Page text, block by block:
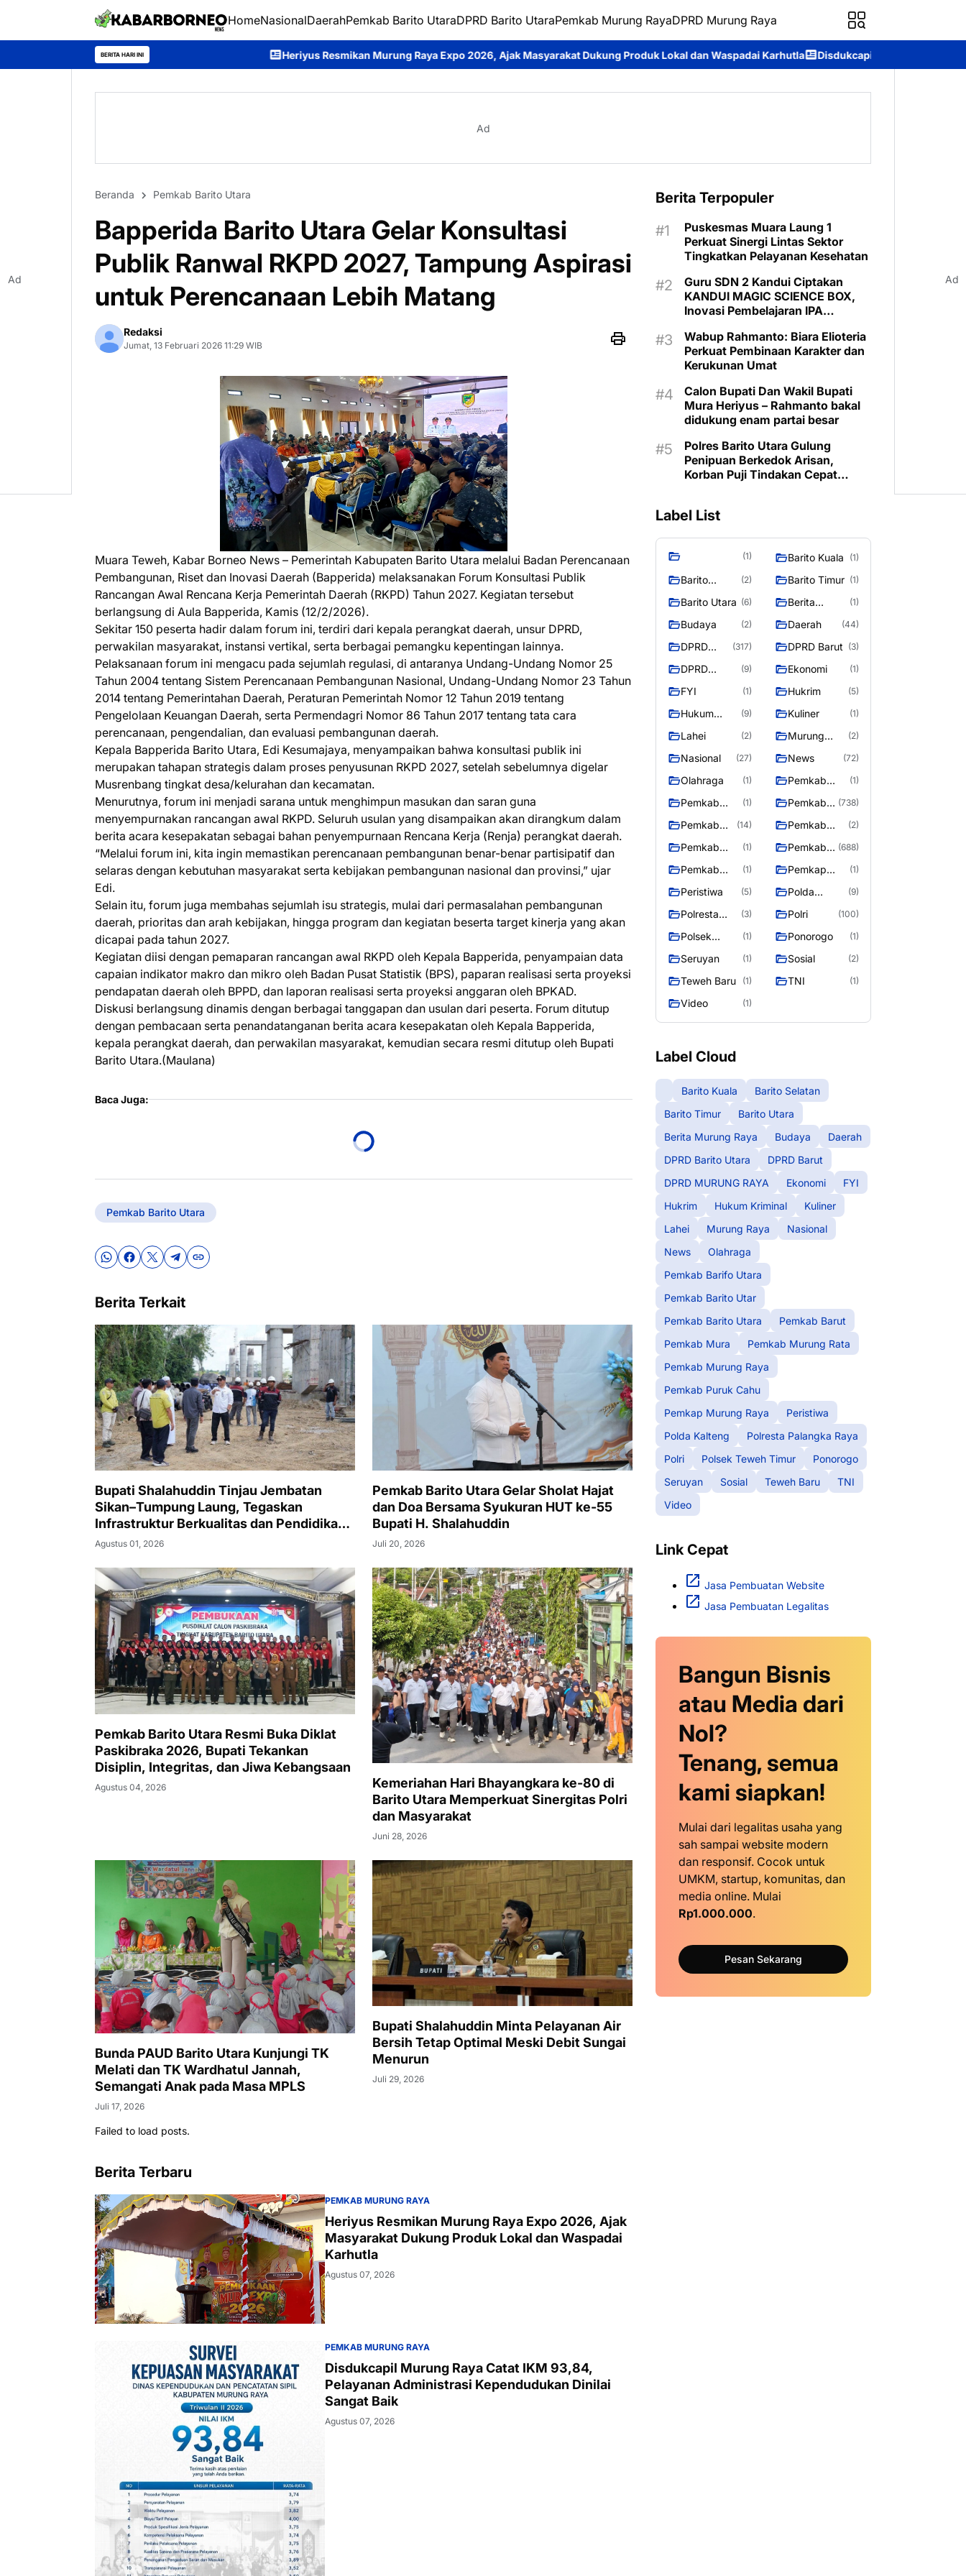
HomeNasionalDaerahPemkab Barito UtaraDPRD Barito UtaraPemkab Murung RayaDPRD Murung Raya
BERITA HARI INI Heriyus Resmikan Murung Raya Expo 2026, Ajak Masyarakat Dukung Produk Lokal dan Waspadai Karhutla Disdukcapil Murung Raya Catat IKM 93,84, Pelayanan
Ad
Beranda Pemkab Barito Utara
Bapperida Barito Utara Gelar Konsultasi
Publik Ranwal RKPD 2027, Tampung Aspirasi
untuk Perencanaan Lebih Matang
Redaksi
Jumat, 13 Februari 2026 11:29 WIB
Muara Teweh, Kabar Borneo News – Pemerintah Kabupaten Barito Utara melalui Badan Perencanaan
Pembangunan, Riset dan Inovasi Daerah (Bapperida) melaksanakan Forum Konsultasi Publik
Rancangan Awal Rencana Kerja Pemerintah Daerah (RKPD) Tahun 2027. Kegiatan tersebut
berlangsung di Aula Bapperida, Kamis (12/2/2026).
Sekitar 150 peserta hadir dalam forum ini, terdiri dari kepala perangkat daerah, unsur DPRD,
perwakilan masyarakat, instansi vertikal, serta berbagai pemangku kepentingan lainnya.
Pelaksanaan forum ini mengacu pada sejumlah regulasi, di antaranya Undang-Undang Nomor 25
Tahun 2004 tentang Sistem Perencanaan Pembangunan Nasional, Undang-Undang Nomor 23 Tahun
2014 tentang Pemerintahan Daerah, Peraturan Pemerintah Nomor 12 Tahun 2019 tentang
Pengelolaan Keuangan Daerah, serta Permendagri Nomor 86 Tahun 2017 tentang tata cara
perencanaan, pengendalian, dan evaluasi pembangunan daerah.
Kepala Bapperida Barito Utara, Edi Kesumajaya, menyampaikan bahwa konsultasi publik ini
merupakan tahapan strategis dalam proses penyusunan RKPD 2027, setelah sebelumnya digelar
Musrenbang tingkat desa/kelurahan dan kecamatan.
Menurutnya, forum ini menjadi sarana untuk menghimpun masukan dan saran guna
menyempurnakan rancangan awal RKPD. Seluruh usulan yang disampaikan akan dirangkum dalam
berita acara kesepakatan sebagai bahan penyempurnaan Rencana Kerja (Renja) perangkat daerah.
“Melalui forum ini, kita ingin memastikan perencanaan pembangunan benar-benar partisipatif dan
selaras dengan kebutuhan masyarakat serta kebijakan pembangunan nasional dan provinsi,” ujar
Edi.
Selain itu, forum juga membahas sejumlah isu strategis, mulai dari permasalahan pembangunan
daerah, prioritas dan arah kebijakan, hingga program dan kegiatan beserta target kinerja yang akan
dicapai pada tahun 2027.
Kegiatan diisi dengan pemaparan rancangan awal RKPD oleh Kepala Bapperida, penyampaian data
capaian indikator makro dan mikro oleh Badan Pusat Statistik (BPS), paparan realisasi serta proyeksi
pendapatan daerah oleh BPPD, dan laporan realisasi serta proyeksi anggaran oleh BPKAD.
Diskusi berlangsung dinamis dengan berbagai tanggapan dan usulan dari peserta. Forum ditutup
dengan pembacaan serta penandatanganan berita acara kesepakatan oleh Kepala Bapperida,
kepala perangkat daerah, dan perwakilan masyarakat, kemudian secara resmi ditutup oleh Bupati
Barito Utara.(Maulana)
Baca Juga:
Pemkab Barito Utara
Berita Terkait
Bupati Shalahuddin Tinjau Jembatan
Sikan–Tumpung Laung, Tegaskan
Infrastruktur Berkualitas dan Pendidikan
Merata
Agustus 01, 2026
Pemkab Barito Utara Gelar Sholat Hajat
dan Doa Bersama Syukuran HUT ke-55
Bupati H. Shalahuddin
Juli 20, 2026
Pemkab Barito Utara Resmi Buka Diklat
Paskibraka 2026, Bupati Tekankan
Disiplin, Integritas, dan Jiwa Kebangsaan
Agustus 04, 2026
Kemeriahan Hari Bhayangkara ke-80 di
Barito Utara Memperkuat Sinergitas Polri
dan Masyarakat
Juni 28, 2026
Bunda PAUD Barito Utara Kunjungi TK
Melati dan TK Wardhatul Jannah,
Semangati Anak pada Masa MPLS
Juli 17, 2026
Bupati Shalahuddin Minta Pelayanan Air
Bersih Tetap Optimal Meski Debit Sungai
Menurun
Juli 29, 2026
Failed to load posts.
Berita Terbaru
PEMKAB MURUNG RAYA
Heriyus Resmikan Murung Raya Expo 2026, Ajak
Masyarakat Dukung Produk Lokal dan Waspadai
Karhutla
Agustus 07, 2026
PEMKAB MURUNG RAYA
Disdukcapil Murung Raya Catat IKM 93,84,
Pelayanan Administrasi Kependudukan Dinilai
Sangat Baik
Agustus 07, 2026
Berita Terpopuler
Puskesmas Muara Laung 1
Perkuat Sinergi Lintas Sektor
Tingkatkan Pelayanan Kesehatan
Guru SDN 2 Kandui Ciptakan
KANDUI MAGIC SCIENCE BOX,
Inovasi Pembelajaran IPA
Wabup Rahmanto: Biara Elioteria
Perkuat Pembinaan Karakter dan
Kerukunan Umat
Calon Bupati Dan Wakil Bupati
Mura Heriyus – Rahmanto bakal
didukung enam partai besar
Polres Barito Utara Gulung
Penipuan Berkedok Arisan,
Korban Puji Tindakan Cepat
Label List
(1) Barito Kuala (1)
Barito
(2) Barito Timur (1)
Barito Utara (6)
Berita
Raya
(1)
Budaya (2) Daerah (44)
DPRD
Utara
(317) DPRD Barut (3)
DPRD
RAYA
(9) Ekonomi (1)
FYI (1) Hukrim (5)
Hukum
(9) Kuliner (1)
Lahei (2)
Murung
(2)
Nasional (27) News (72)
Olahraga (1)
Pemkab
Barifo Utara
(1)
Pemkab
(1)
Pemkab
Utara
(738)
Pemkab
(14)
Pemkab
(2)
Pemkab
(1)
Pemkab
Raya
(688)
Pemkab
(1)
Pemkap
Raya
(1)
Peristiwa (5)
Polda
(9)
Polresta
Raya
(3) Polri (100)
Polsek
(1) Ponorogo (1)
Seruyan (1) Sosial (2)
Teweh Baru (1) TNI (1)
Video (1)
Label Cloud
Barito Kuala
Barito Selatan
Barito Timur
Barito Utara
Berita Murung Raya
Budaya
Daerah
DPRD Barito Utara
DPRD Barut
DPRD MURUNG RAYA
Ekonomi
FYI
Hukrim
Hukum Kriminal
Kuliner
Lahei
Murung Raya
Nasional
News
Olahraga
Pemkab Barifo Utara
Pemkab Barito Utar
Pemkab Barito Utara
Pemkab Barut
Pemkab Mura
Pemkab Murung Rata
Pemkab Murung Raya
Pemkab Puruk Cahu
Pemkap Murung Raya
Peristiwa
Polda Kalteng
Polresta Palangka Raya
Polri
Polsek Teweh Timur
Ponorogo
Seruyan
Sosial Teweh Baru
TNI
Video
Link Cepat
Jasa Pembuatan Website
Jasa Pembuatan Legalitas
Bangun Bisnis
atau Media dari
Nol?
Tenang, semua
kami siapkan!
Mulai dari legalitas usaha yang
sah sampai website modern
dan responsif. Cocok untuk
UMKM, startup, komunitas, dan
media online. Mulai
Rp1.000.000.
Pesan Sekarang
Ad Ad